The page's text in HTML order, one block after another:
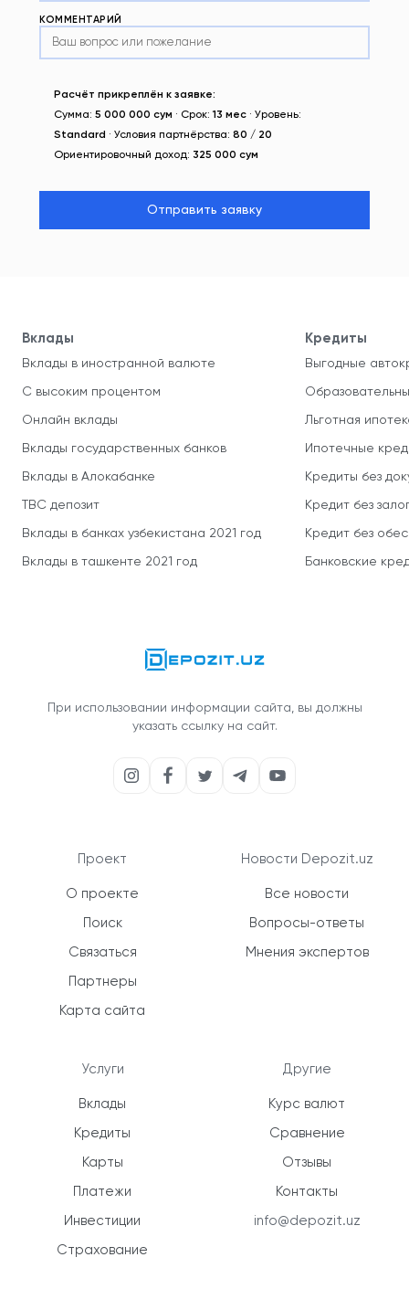
КОММЕНТАРИЙ
Расчёт прикреплён к заявке:
Сумма: 5 000 000 сум · Срок: 13 мес · Уровень:
Standard · Условия партнёрства: 80 / 20
Ориентировочный доход: 325 000 сум
Отправить заявку
Вклады
Вклады в иностранной валюте
С высоким процентом
Онлайн вклады
Вклады государственных банков
Вклады в Алокабанке
TBC депозит
Вклады в банках узбекистана 2021 год
Вклады в ташкенте 2021 год
Кредиты
Выгодные
Льготная
Ипотечные
Кредиты без
Кредит без
Кредит без
Банковские
При использовании информации сайта, вы должны
указать ссылку на сайт.
Проект
О проекте
Поиск
Связаться
Партнеры
Карта сайта
Услуги
Вклады
Кредиты
Карты
Платежи
Инвестиции
Страхование
Новости Depozit.uz
Все новости
Вопросы-ответы
Мнения экспертов
Другие
Курс валют
Сравнение
Отзывы
Контакты
info@depozit.uz